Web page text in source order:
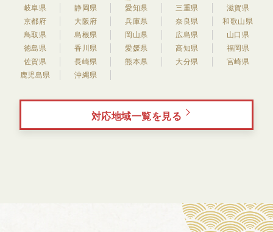
岐阜県
静岡県 愛知県 三重県
滋賀県
京都府
大阪府 兵庫県 奈良県
和歌山県
鳥取県
島根県 岡山県 広島県
山口県
徳島県
香川県 愛媛県 高知県
福岡県
佐賀県
長崎県 熊本県 大分県
宮崎県
鹿児島県
沖縄県
対応地域一覧を見る